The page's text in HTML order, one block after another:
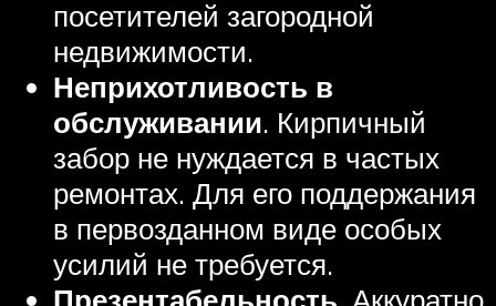
посетителей загородной
недвижимости.
Неприхотливость в
обслуживании. Кирпичный
забор не нуждается в частых
ремонтах. Для его поддержания
в первозданном виде особых
усилий не требуется.